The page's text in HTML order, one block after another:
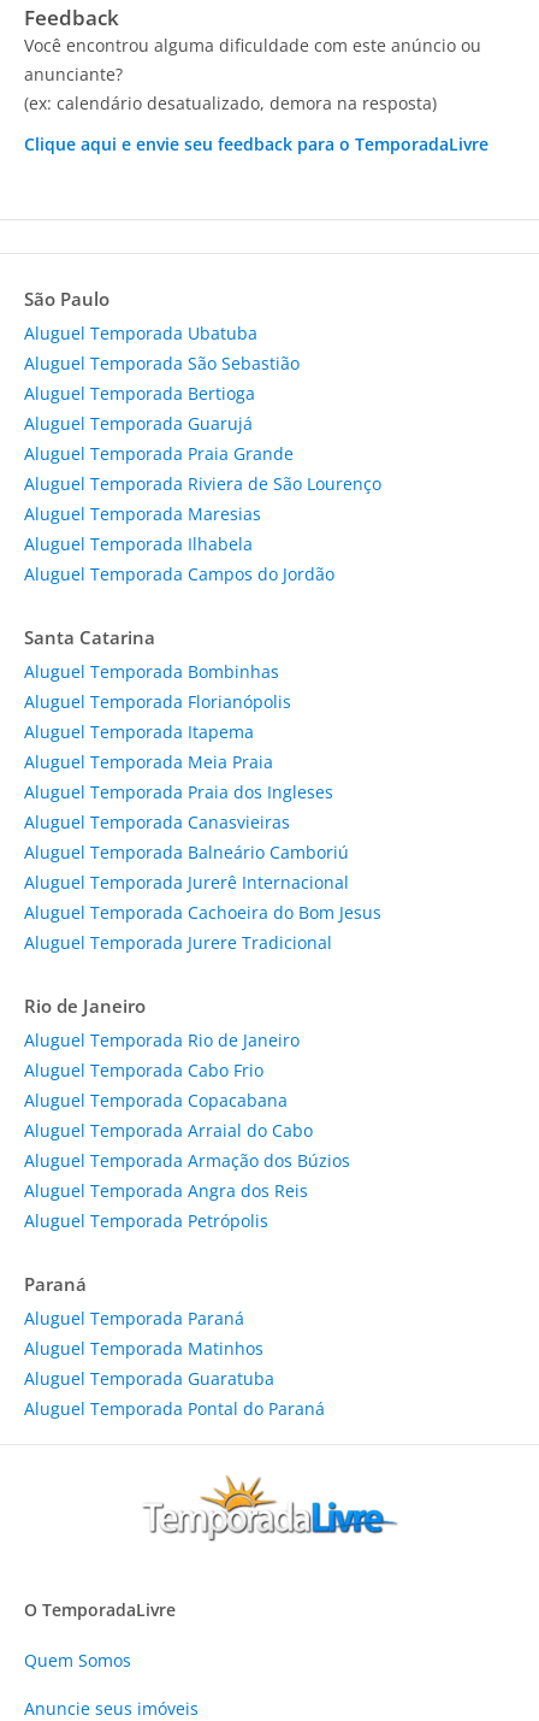
Feedback
Você encontrou alguma dificuldade com este anúncio ou
anunciante?
(ex: calendário desatualizado, demora na resposta)
Clique aqui e envie seu feedback para o TemporadaLivre
São Paulo
Aluguel Temporada Ubatuba
Aluguel Temporada São Sebastião
Aluguel Temporada Bertioga
Aluguel Temporada Guarujá
Aluguel Temporada Praia Grande
Aluguel Temporada Riviera de São Lourenço
Aluguel Temporada Maresias
Aluguel Temporada Ilhabela
Aluguel Temporada Campos do Jordão
Santa Catarina
Aluguel Temporada Bombinhas
Aluguel Temporada Florianópolis
Aluguel Temporada Itapema
Aluguel Temporada Meia Praia
Aluguel Temporada Praia dos Ingleses
Aluguel Temporada Canasvieiras
Aluguel Temporada Balneário Camboriú
Aluguel Temporada Jurerê Internacional
Aluguel Temporada Cachoeira do Bom Jesus
Aluguel Temporada Jurere Tradicional
Rio de Janeiro
Aluguel Temporada Rio de Janeiro
Aluguel Temporada Cabo Frio
Aluguel Temporada Copacabana
Aluguel Temporada Arraial do Cabo
Aluguel Temporada Armação dos Búzios
Aluguel Temporada Angra dos Reis
Aluguel Temporada Petrópolis
Paraná
Aluguel Temporada Paraná
Aluguel Temporada Matinhos
Aluguel Temporada Guaratuba
Aluguel Temporada Pontal do Paraná
O TemporadaLivre
Quem Somos
Anuncie seus imóveis